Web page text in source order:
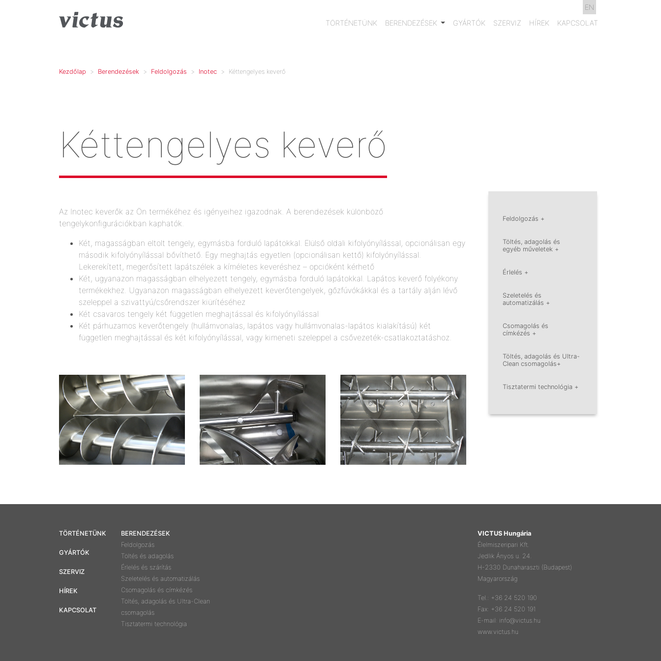
EN
TÖRTÉNETÜNK
BERENDEZÉSEK GYÁRTÓK SZERVIZ HÍREK KAPCSOLAT
Kezdőlap Berendezések Feldolgozás Inotec Kéttengelyes keverő
Feldolgozás +
Töltés, adagolás és
egyéb műveletek +
Érlelés +
Szeletelés és
automatizálás +
Csomagolás és
címkézés +
Töltés, adagolás és Ultra-
Clean csomagolás+
Tisztatermi technológia +
Kéttengelyes keverő
Az Inotec keverők az Ön termékéhez és igényeihez igazodnak. A berendezések különböző
tengelykonfigurációkban kaphatók.
Két, magasságban eltolt tengely, egymásba forduló lapátokkal. Elülső oldali kifolyónyílással, opcionálisan egy
második kifolyónyílással bővíthető. Egy meghajtás egyetlen (opcionálisan kettő) kifolyónyílással.
Lekerekített, megerősített lapátszélek a kíméletes keveréshez – opcióként kérhető
Két, ugyanazon magasságban elhelyezett tengely, egymásba forduló lapátokkal. Lapátos keverő folyékony
termékekhez. Ugyanazon magasságban elhelyezett keverőtengelyek, gőzfúvókákkal és a tartály alján lévő
szeleppel a szivattyú/csőrendszer kiürítéséhez
Két csavaros tengely két független meghajtással és kifolyónyílással
Két párhuzamos keverőtengely (hullámvonalas, lapátos vagy hullámvonalas-lapátos kialakítású) két
független meghajtással és két kifolyónyílással, vagy kimeneti szeleppel a csővezeték-csatlakoztatáshoz.
TÖRTÉNETÜNK
GYÁRTÓK
SZERVIZ
HÍREK
KAPCSOLAT
BERENDEZÉSEK
Feldolgozás
Töltés és adagolás
Érlelés és szárítás
Szeletelés és automatizálás
Csomagolás és címkézés
Töltés, adagolás és Ultra-Clean
csomagolás
Tisztatermi technológia
VICTUS Hungária
Élelmiszeripari Kft.
Jedlik Ányos u. 24.
H-2330 Dunaharaszti (Budapest)
Magyarország
Tel.: +36 24 520 190
Fax: +36 24 520 191
E-mail: info@victus.hu
www.victus.hu